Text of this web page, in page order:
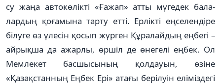
су жаңа авто­кө­лікті «Ғажап» атты мүгедек бала­
лардың қоғамына тарту етті. Ерлікті еңселендіре
білуге өз үлесін қосып жүрген Құралайдың еңбегі –
айрықша да ажарлы, өршіл де өнегелі еңбек. Ол
Мемлекет басшысының қолдауын, өзіне
«Қазақстанның Еңбек Ері» атағы берілуін еліміздегі